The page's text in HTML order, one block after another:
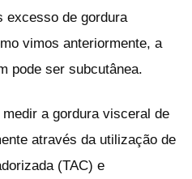
excesso de gordura
vimos anteriormente, a
pode ser subcutânea.
a gordura visceral de
através da utilização de
(TAC) e